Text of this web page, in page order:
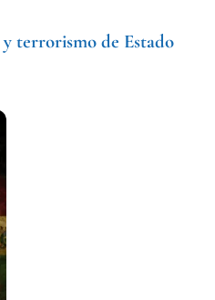
terrorismo de Estado